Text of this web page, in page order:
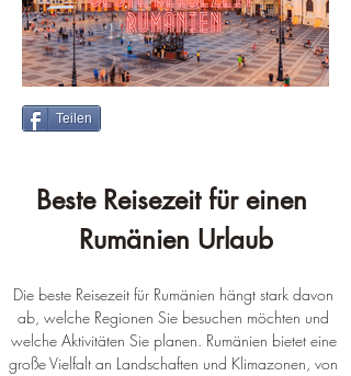
Teilen
Beste Reisezeit für einen
Rumänien Urlaub
Die beste Reisezeit für Rumänien hängt stark davon
ab, welche Regionen Sie besuchen möchten und
welche Aktivitäten Sie planen. Rumänien bietet eine
große Vielfalt an Landschaften und Klimazonen, von